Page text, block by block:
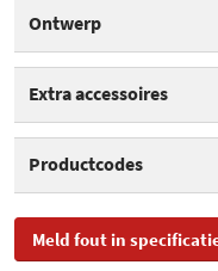
Baardtrimmer
Oplaadbaar
Oplaadtijd
Minimale haarlengte
Ontwerp
Draadloos
Kleur
Extra accessoires
Productcodes
SKU
Meld fout in